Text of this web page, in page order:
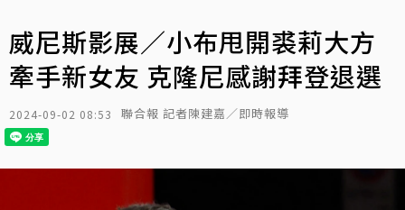
威尼斯影展／小布甩開裘莉大方
牽手新女友 克隆尼感謝拜登退選
2024-09-02 08:53 聯合報 記者陳建嘉／即時報導